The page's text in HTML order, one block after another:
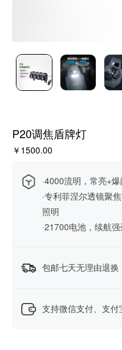
P20调焦盾牌灯
￥1500.00
·4000流明，常亮+爆
·专利菲涅尔透镜聚
照明
·21700电池，续航强
包邮七天无理由退换
支持微信支付、支